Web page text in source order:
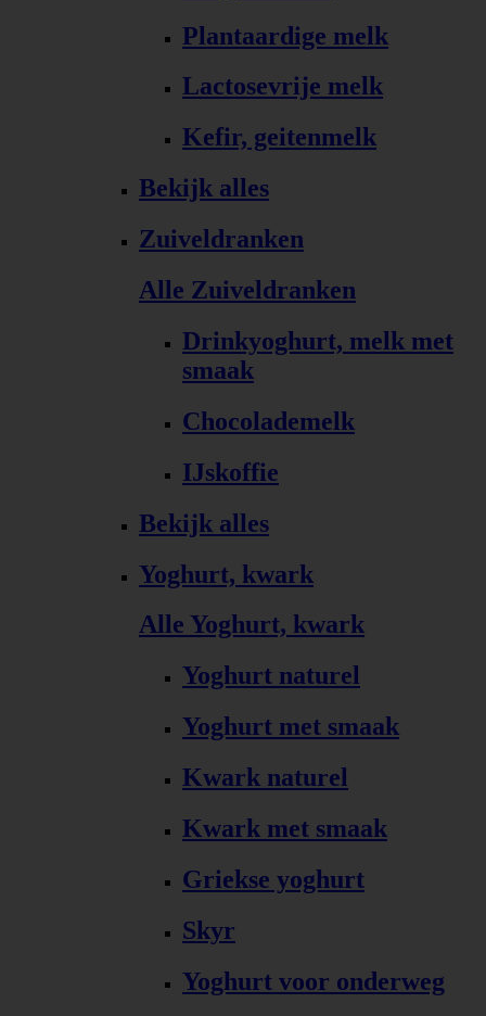
Plantaardige melk
Lactosevrije melk
Kefir, geitenmelk
Bekijk alles
Zuiveldranken
Alle Zuiveldranken
Drinkyoghurt, melk met
smaak
Chocolademelk
IJskoffie
Bekijk alles
Yoghurt, kwark
Alle Yoghurt, kwark
Yoghurt naturel
Yoghurt met smaak
Kwark naturel
Kwark met smaak
Griekse yoghurt
Skyr
Yoghurt voor onderweg